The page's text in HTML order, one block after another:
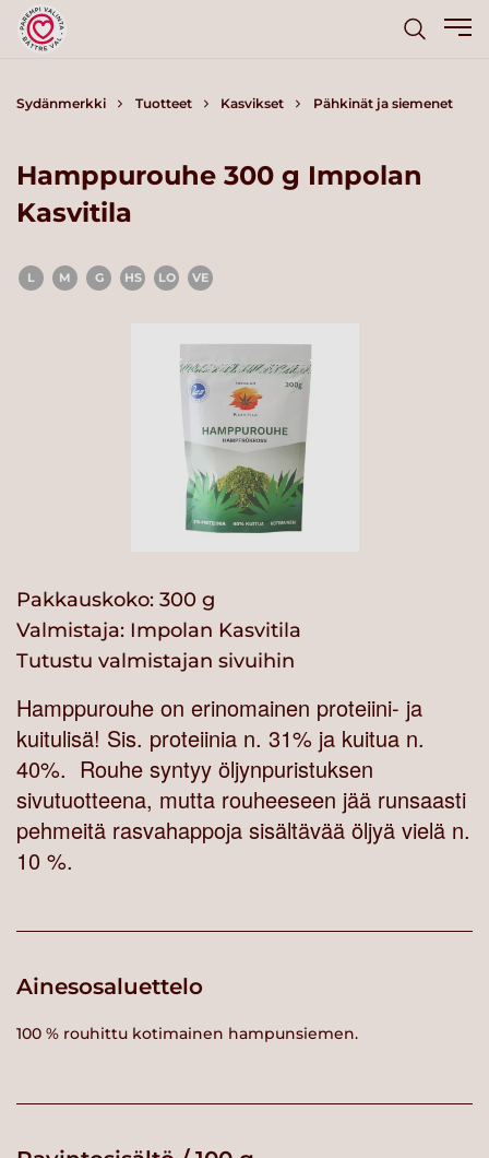
Sydänmerkki Tuotteet Kasvikset Pähkinät ja siemenet
Hamppurouhe 300 g Impolan
Kasvitila
L M G HS LO VE
Pakkauskoko: 300 g
Valmistaja: Impolan Kasvitila
Tutustu valmistajan sivuihin
Hamppurouhe on erinomainen proteiini- ja
kuitulisä! Sis. proteiinia n. 31% ja kuitua n.
40%. Rouhe syntyy öljynpuristuksen
sivutuotteena, mutta rouheeseen jää runsaasti
pehmeitä rasvahappoja sisältävää öljyä vielä n.
10 %.
Ainesosaluettelo
100 % rouhittu kotimainen hampunsiemen.